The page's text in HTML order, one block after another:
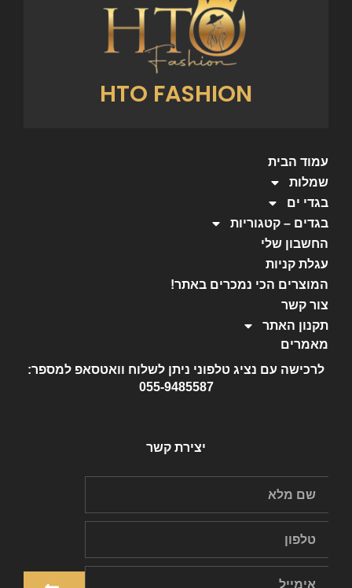
HTO FASHION
עמוד הבית
שמלות
בגדי ים
בגדים – קטגוריות
החשבון שלי
עגלת קניות
המוצרים הכי נמכרים באתר!
צור קשר
תקנון האתר
מאמרים
לרכישה עם נציג טלפוני ניתן לשלוח וואטסאפ למספר:
055-9485587
יצירת קשר